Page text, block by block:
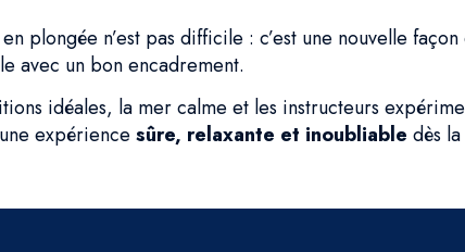
en plongée n’est pas difficile : c’est une nouvelle
avec un bon encadrement.
idéales, la mer calme et les instructeurs
expérience sûre, relaxante et inoubliable dès